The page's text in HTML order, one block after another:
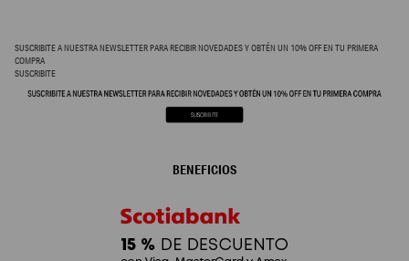
SUSCRIBITE A NUESTRA NEWSLETTER PARA RECIBIR NOVEDADES Y OBTÉN UN 10% OFF EN TU PRIMERA
COMPRA
SUSCRIBITE
BENEFICIOS